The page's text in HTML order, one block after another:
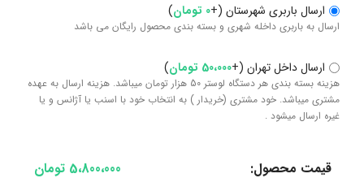
ارسال باربری شهرستان (
+
0 تومان)
ارسال به باربری داخله شهری و بسته بندی محصول رایگان می باشد
ارسال داخل تهران (
+50،000 تومان)
هزینه بسته بندی هر دستگاه لوستر 50 هزار تومان میباشد. هزینه ارسال به عهده
مشتری میباشد. خود مشتری (خریدار ) به انتخاب خود با اسنب یا آژانس و یا
غیره ارسال میشود .
قیمت محصول: 5،800،000 تومان